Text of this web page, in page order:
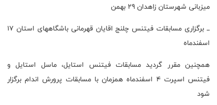
میزبانی شهرستان زاهدان ۲۹ بهمن
ــ برگزاری مسابقات فیتنس چلنج اقایان قهرمانی باشگاههای استان ۱۷
اسفندماه
همچنین مقرر گردید مسابقات فیتنس استایل، ماسل استایل و
فیتنس اسپرت ۴ اسفندماه همزمان با مسابقات پرورش اندام برگزار
شود